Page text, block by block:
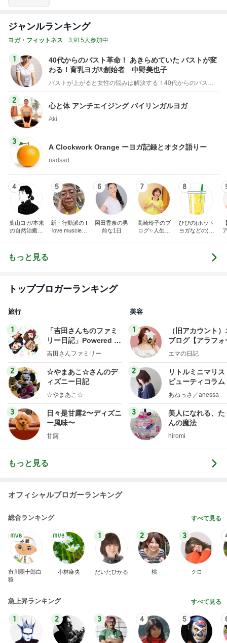
ジャンルランキング
ヨガ・フィットネス 3,915人参加中
1
40代からのバスト革命！ あきらめていた バストが変
わる！育乳ヨガ®創始者 中野美也子
バストが上がると女性の悩みは解決する！40代からのバスト革命「育乳ヨガ®」創始者 中野美也子
2
心と体 アンチエイジング バイリンガルヨガ
Aki
3
A Clockwork Orange ーヨガ記録とオタク語りー
nadsad
4
葉山ヨガ/本来
の自然治癒力
習慣
5
新・行動派の I
love muscle b
6
岡田香奈の男
前な1日
7
高崎玲子のブ
ログ✨人生最
8
ひびの(ホット
ヨガなどの)き
もっと見る
トップブロガーランキング
旅行
1
「吉田さんちのファミ
リー日記」Powered b
y Ameba 吉田さんファ
ログ
吉田さんファミリー
2
☆やまあこ☆さんのデ
ィズニー日記
☆やまあこ☆
3
日々是甘露2〜ディズニ
ー風味〜
甘露
美容
1
（旧アカウント
ブログ【アラフォ
社売却セカンドラ
エマの日記
2
リトルミニマリス
ビューティコラ
little
あねっさ／anessa
3
美人になれる、た
んの魔法
hiromi
もっと見る
オフィシャルブロガーランキング
総合ランキング すべて見る
市川團十郎白
猿
小林麻央
1
だいたひかる
2
桃
3
クロ
急上昇ランキング すべて見る
1 2 3 4 5